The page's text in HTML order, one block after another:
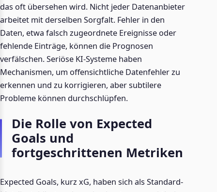
das oft übersehen wird. Nicht jeder Datenanbieter
arbeitet mit derselben Sorgfalt. Fehler in den
Daten, etwa falsch zugeordnete Ereignisse oder
fehlende Einträge, können die Prognosen
verfälschen. Seriöse KI-Systeme haben
Mechanismen, um offensichtliche Datenfehler zu
erkennen und zu korrigieren, aber subtilere
Probleme können durchschlüpfen.
Die Rolle von Expected
Goals und
fortgeschrittenen Metriken
Expected Goals, kurz xG, haben sich als Standard-